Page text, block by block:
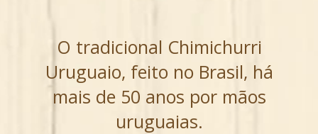
O tradicional Chimichurri
Uruguaio, feito no Brasil, há
mais de 50 anos por mãos
uruguaias.